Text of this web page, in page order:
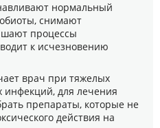
нормальный
снимают
процессы
к исчезновению
врач при тяжелых
инфекций, для лечения
препараты, которые не
действия на